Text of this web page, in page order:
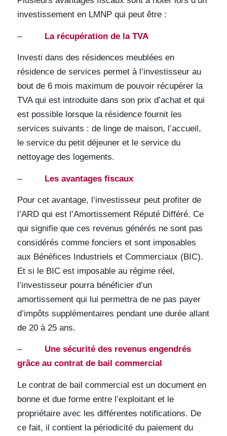
investissement en LMNP qui peut être :
– La récupération de la TVA
Investi dans des résidences meublées en
résidence de services permet à l’investisseur au
bout de 6 mois maximum de pouvoir récupérer la
TVA qui est introduite dans son prix d’achat et qui
est possible lorsque la résidence fournit les
services suivants : de linge de maison, l’accueil,
le service du petit déjeuner et le service du
nettoyage des logements.
– Les avantages fiscaux
Pour cet avantage, l’investisseur peut profiter de
l’ARD qui est l’Amortissement Réputé Différé. Ce
qui signifie que ces revenus générés ne sont pas
considérés comme fonciers et sont imposables
aux Bénéfices Industriels et Commerciaux (BIC).
Et si le BIC est imposable au régime réel,
l’investisseur pourra bénéficier d’un
amortissement qui lui permettra de ne pas payer
d’impôts supplémentaires pendant une durée allant
de 20 à 25 ans.
– Une sécurité des revenus engendrés
grâce au contrat de bail commercial
Le contrat de bail commercial est un document en
bonne et due forme entre l’exploitant et le
propriétaire avec les différentes notifications. De
ce fait, il contient la périodicité du paiement du